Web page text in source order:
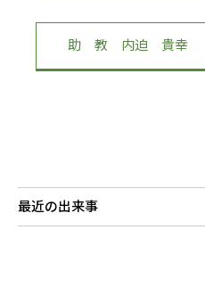
大学生活
パンフレット
FACULTY
助 教 内迫 貴幸
最近の出来事